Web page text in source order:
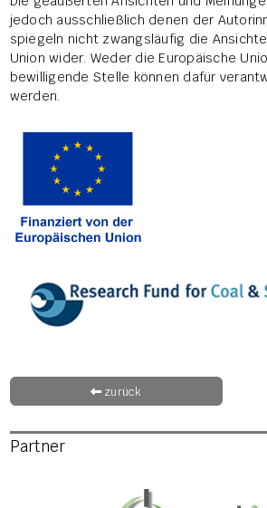
jedoch ausschließlich denen der
spiegeln nicht zwangsläufig die
Union wider. Weder die Europäische
bewilligende Stelle können dafür
werden.
zurück
Partner